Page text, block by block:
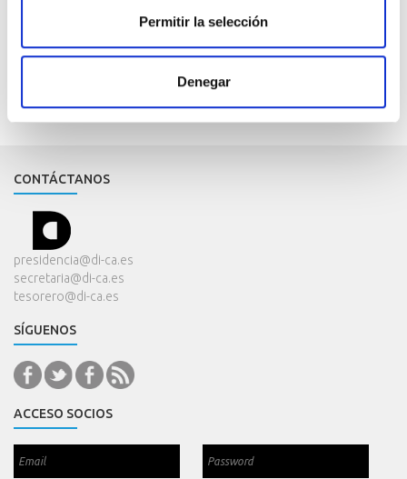
Permitir la selección
Denegar
CONTÁCTANOS
presidencia@di-ca.es
secretaria@di-ca.es
tesorero@di-ca.es
SÍGUENOS
ACCESO SOCIOS